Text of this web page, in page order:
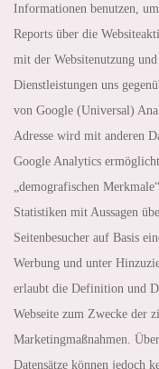
Informationen benutzen,
Reports über die
mit der Websitenutzung
Dienstleistungen uns
von Google (Universal)
Adresse wird mit anderen
Google Analytics
„demografischen
Statistiken mit Aussagen
Seitenbesucher auf Basis
Werbung und unter
erlaubt die Definition und
Webseite zum Zwecke der
Marketingmaßnahmen.
Datensätze können jedoch